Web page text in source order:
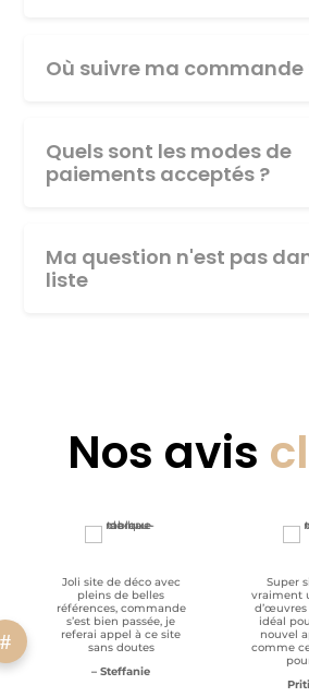
Où suivre ma commande
Quels sont les modes de
paiements acceptés ?
Ma question n'est pas
liste
Nos avis
Joli site de déco avec
pleins de belles
références, commande
s’est bien passée, je
referai appel à ce site
sans doutes
– Steffanie
Super
vraiment
idéal
nouvel
comme